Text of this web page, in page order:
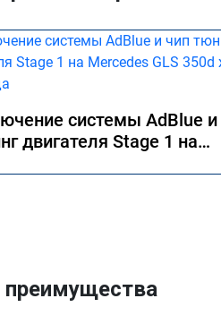
системы AdBlue и
двигателя Stage 1 на